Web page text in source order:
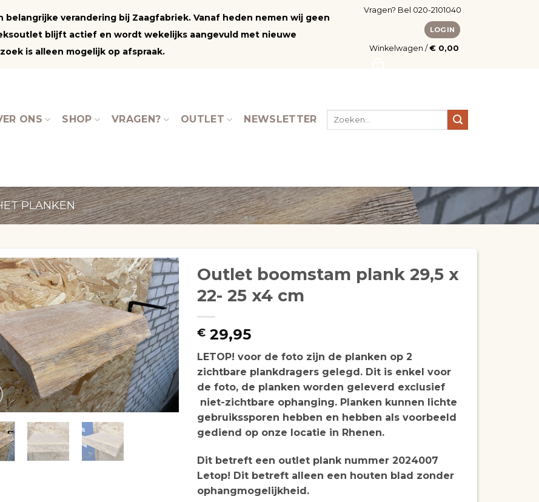
verandering bij Zaagfabriek. Vanaf heden nemen wij geen
blijft actief en wordt wekelijks aangevuld met nieuwe
is alleen mogelijk op afspraak.
Vragen? Bel 020-2101040
LOGIN
Winkelwagen /€ 0,00
ONS SHOP VRAGEN? OUTLET NEWSLETTER
Zoeken
PLANKEN
Outlet boomstam plank 29,5 x
22- 25 x4 cm
€29,95
LETOP! voor de foto zijn de planken op 2
zichtbare plankdragers gelegd. Dit is enkel voor
de foto, de planken worden geleverd exclusief
niet-zichtbare ophanging. Planken kunnen lichte
gebruikssporen hebben en hebben als voorbeeld
gediend op onze locatie in Rhenen.
Dit betreft een outlet plank nummer 2024007
Letop! Dit betreft alleen een houten blad zonder
ophangmogelijkheid.